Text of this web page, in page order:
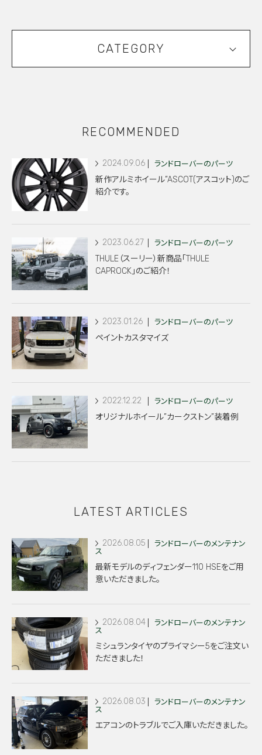
CATEGORY
RECOMMENDED
2024.09.06 ランドローバーのパーツ
新作アルミホイール”ASCOT(アスコット)のご
紹介です。
2023.06.27 ランドローバーのパーツ
THULE（スーリー）新商品「THULE
CAPROCK」のご紹介！
2023.01.26 ランドローバーのパーツ
ペイントカスタマイズ
2022.12.22 ランドローバーのパーツ
オリジナルホイール”カークストン”装着例
LATEST ARTICLES
2026.08.05
ランドローバーのメンテナン
ス
最新モデルのディフェンダー110 HSEをご用
意いただきました。
2026.08.04
ランドローバーのメンテナン
ス
ミシュランタイヤのプライマシー5をご注文い
ただきました！
2026.08.03
ランドローバーのメンテナン
ス
エアコンのトラブルでご入庫いただきました。